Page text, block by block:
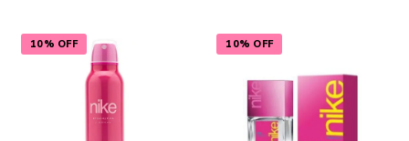
10% OFF 10% OFF